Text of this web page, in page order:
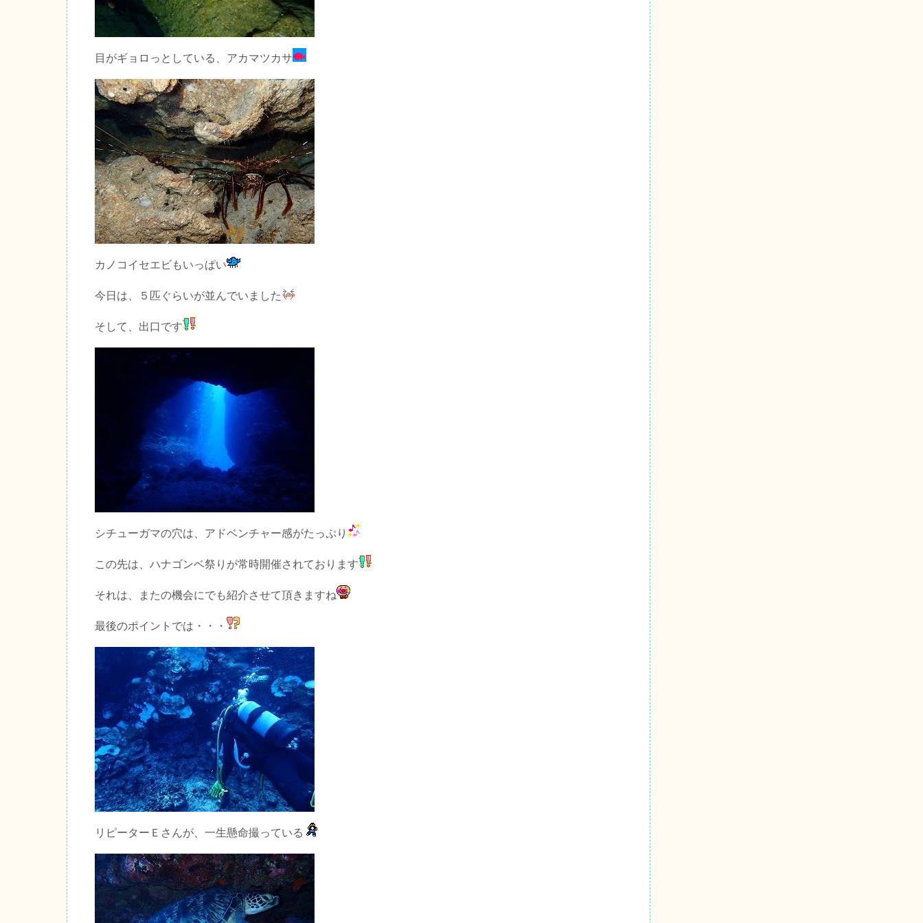
目がギョロっとしている、アカマツカサ
カノコイセエビもいっぱい
今日は、５匹ぐらいが並んでいました
そして、出口です
シチューガマの穴は、アドベンチャー感がたっぷり
この先は、ハナゴンベ祭りが常時開催されております
それは、またの機会にでも紹介させて頂きますね
最後のポイントでは・・・
リピーターＥさんが、一生懸命撮っている